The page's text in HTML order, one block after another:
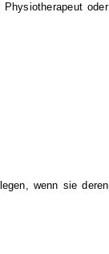
oder
wenn sie deren